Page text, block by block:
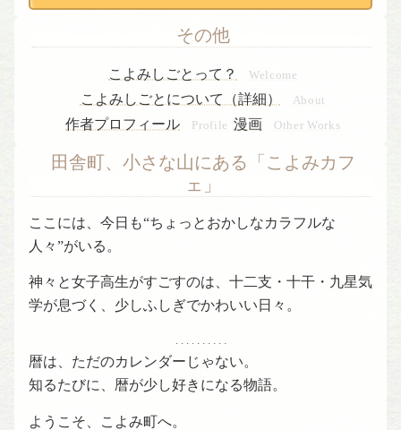
その他
こよみしごとって？ Welcome
こよみしごとについて（詳細） About
作者プロフィール Profile 漫画 Other Works
田舎町、小さな山にある「こよみカフ
ェ」
ここには、今日も“ちょっとおかしなカラフルな
人々”がいる。
神々と女子高生がすごすのは、十二支・十干・九星気
学が息づく、少しふしぎでかわいい日々。
暦は、ただのカレンダーじゃない。
知るたびに、暦が少し好きになる物語。
ようこそ、こよみ町へ。